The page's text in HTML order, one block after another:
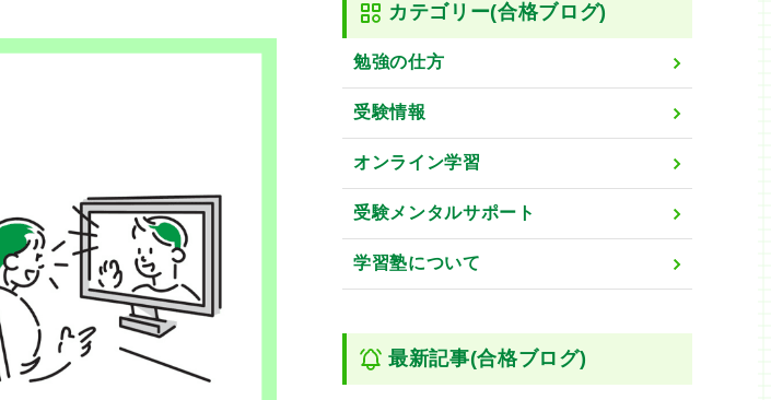
カテゴリー(合格ブログ)
勉強の仕方
受験情報
オンライン学習
受験メンタルサポート
学習塾について
最新記事(合格ブログ)